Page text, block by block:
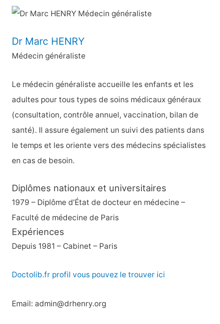
c
e
r
h
e
r
:
Dr Marc HENRY
Médecin généraliste
Le médecin généraliste accueille les enfants et les
adultes pour tous types de soins médicaux généraux
(consultation, contrôle annuel, vaccination, bilan de
santé). Il assure également un suivi des patients dans
le temps et les oriente vers des médecins spécialistes
en cas de besoin.
Diplômes nationaux et universitaires
1979 – Diplôme d’État de docteur en médecine –
Faculté de médecine de Paris
Expériences
Depuis 1981 – Cabinet – Paris
Doctolib.fr profil vous pouvez le trouver ici
Email: admin@drhenry.org